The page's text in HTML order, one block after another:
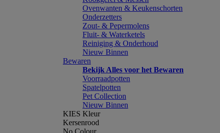
Ovenwanten & Keukenschorten
Onderzetters
Zout- & Pepermolens
Fluit- & Waterketels
Reiniging & Onderhoud
Nieuw Binnen
Bewaren
Bekijk Alles voor het Bewaren
Voorraadpotten
Spatelpotten
Pet Collection
Nieuw Binnen
KIES Kleur
Kersenrood
No Colour